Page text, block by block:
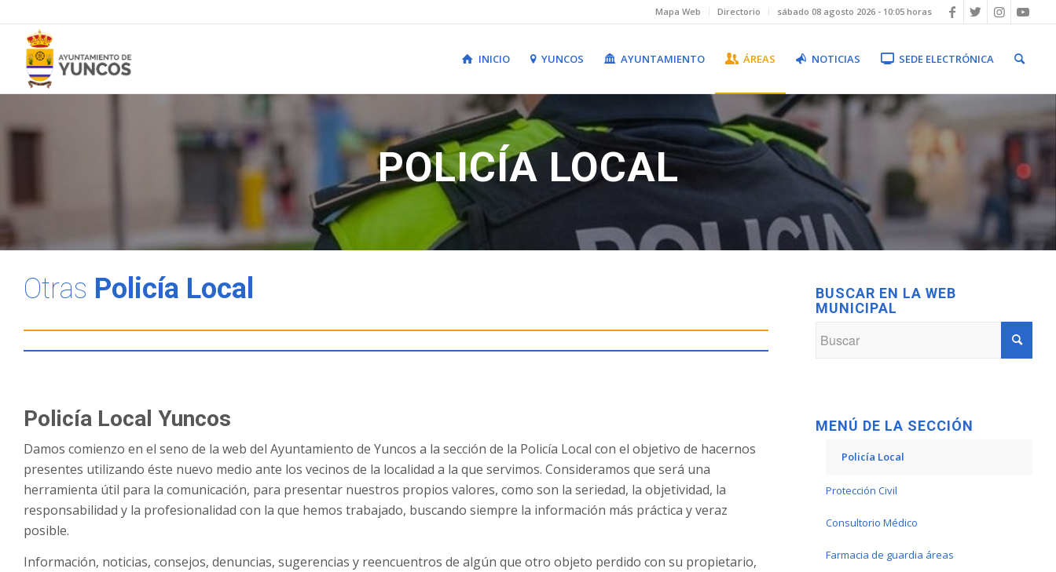
Mapa Web Directorio sábado 08 agosto 2026 - 10:05 horas
INICIO YUNCOS AYUNTAMIENTO ÁREAS NOTICIAS SEDE ELECTRÓNICA
POLICÍA LOCAL
Otras Policía Local
Policía Local Yuncos
Damos comienzo en el seno de la web del Ayuntamiento de Yuncos a la sección de la Policía Local con el objetivo de hacernos
presentes utilizando éste nuevo medio ante los vecinos de la localidad a la que servimos. Consideramos que será una
herramienta útil para la comunicación, para presentar nuestros propios valores, como son la seriedad, la objetividad, la
responsabilidad y la profesionalidad con la que hemos trabajado, buscando siempre la información más práctica y veraz
posible.
Información, noticias, consejos, denuncias, sugerencias y reencuentros de algún que otro objeto perdido con su propietario,
BUSCAR EN LA WEB
MUNICIPAL
MENÚ DE LA SECCIÓN
Policía Local
Protección Civil
Consultorio Médico
Farmacia de guardia áreas